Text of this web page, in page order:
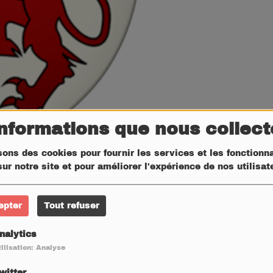
que nous
des cookies pour fournir les services et les
notre site et pour améliorer l'expérience de nos
Tout refuser
Analyse